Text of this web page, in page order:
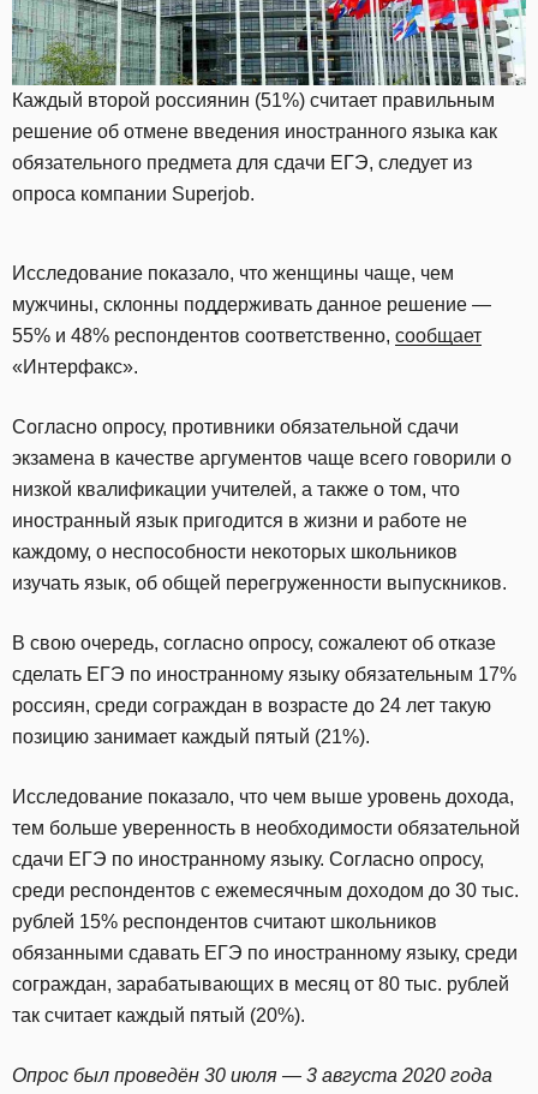
Каждый второй россиянин (51%) считает правильным
решение об отмене введения иностранного языка как
обязательного предмета для сдачи ЕГЭ, следует из
опроса компании Superjob.
Исследование показало, что женщины чаще, чем
мужчины, склонны поддерживать данное решение —
55% и 48% респондентов соответственно, сообщает
«Интерфакс».
Согласно опросу, противники обязательной сдачи
экзамена в качестве аргументов чаще всего говорили о
низкой квалификации учителей, а также о том, что
иностранный язык пригодится в жизни и работе не
каждому, о неспособности некоторых школьников
изучать язык, об общей перегруженности выпускников.
В свою очередь, согласно опросу, сожалеют об отказе
сделать ЕГЭ по иностранному языку обязательным 17%
россиян, среди сограждан в возрасте до 24 лет такую
позицию занимает каждый пятый (21%).
Исследование показало, что чем выше уровень дохода,
тем больше уверенность в необходимости обязательной
сдачи ЕГЭ по иностранному языку. Согласно опросу,
среди респондентов с ежемесячным доходом до 30 тыс.
рублей 15% респондентов считают школьников
обязанными сдавать ЕГЭ по иностранному языку, среди
сограждан, зарабатывающих в месяц от 80 тыс. рублей
так считает каждый пятый (20%).
Опрос был проведён 30 июля — 3 августа 2020 года